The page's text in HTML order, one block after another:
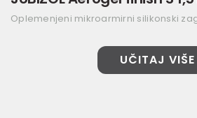
Oplemenjeni mikroarmirni silikonski
UČITAJ VIŠE